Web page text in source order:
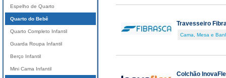
Travesseiro
Cama, Mesa e
Colchão
Espelho de Quarto
Quarto do Bebê
Quarto Completo Infantil
Guarda Roupa Infantil
Berço Infantil
Mini Cama Infantil